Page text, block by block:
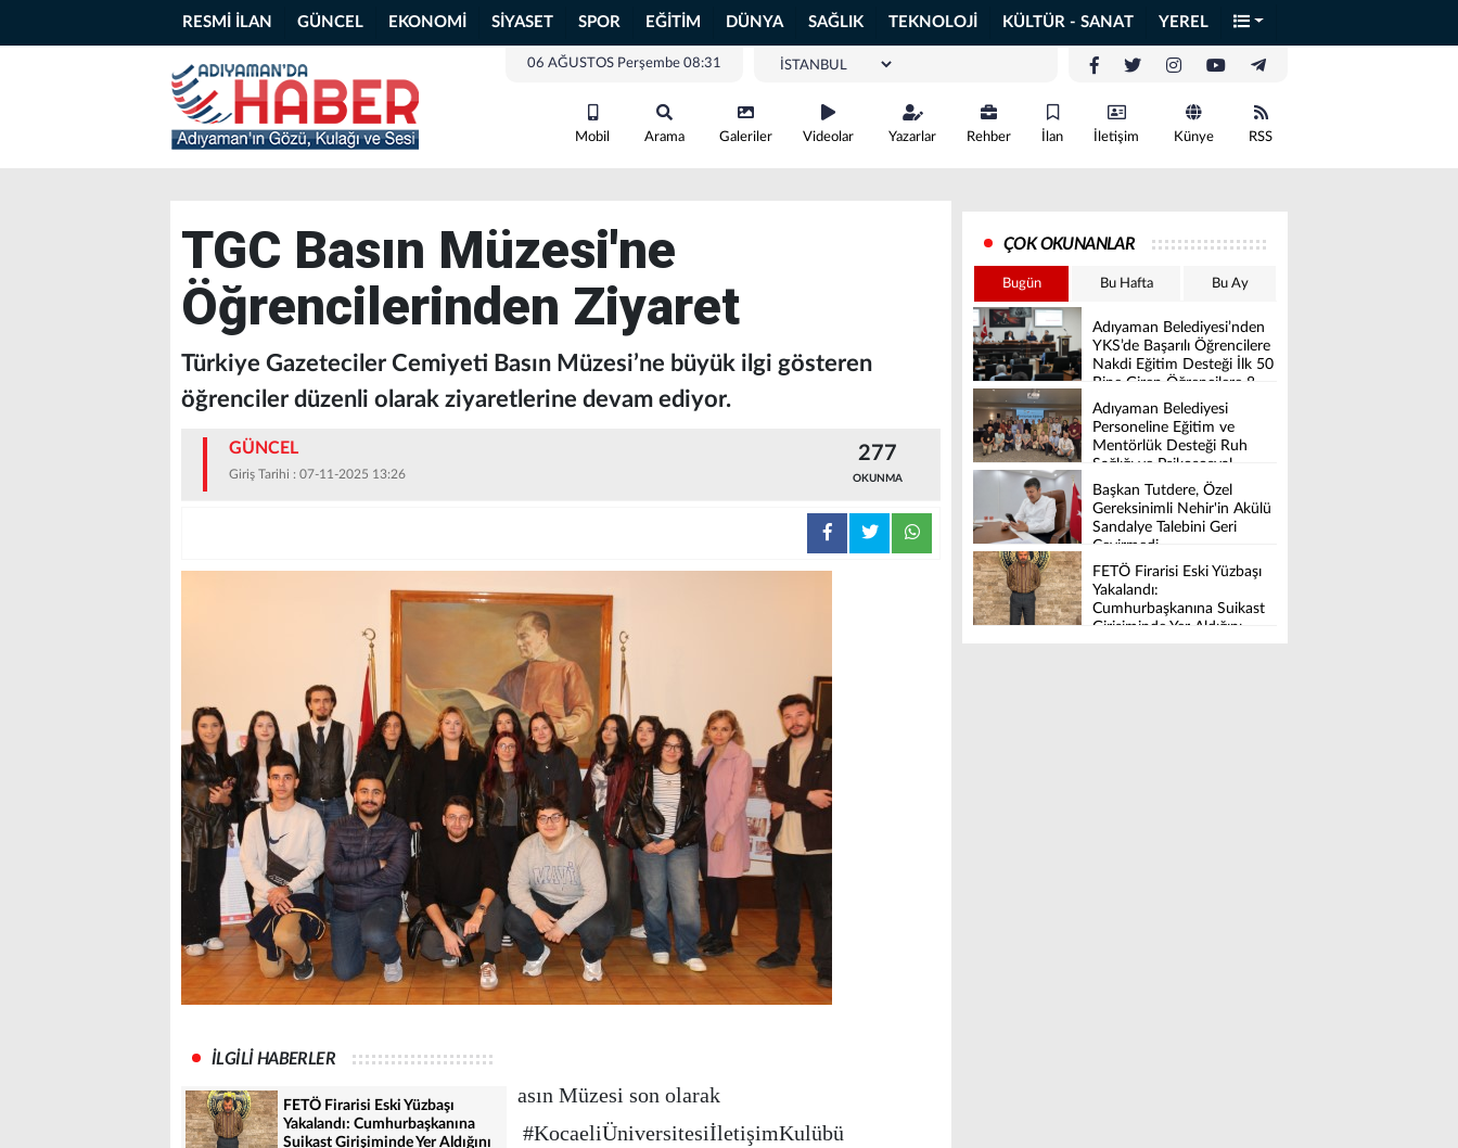
RESMİ İLAN GÜNCEL EKONOMİ SİYASET SPOR EĞİTİM DÜNYA SAĞLIK TEKNOLOJİ KÜLTÜR - SANAT YEREL
06 AĞUSTOS Perşembe 08:31
Mobil Arama Galeriler Videolar Yazarlar Rehber İlan İletişim Künye RSS
TGC Basın Müzesi'ne
Öğrencilerinden Ziyaret
Türkiye Gazeteciler Cemiyeti Basın Müzesi’ne büyük ilgi gösteren
öğrenciler düzenli olarak ziyaretlerine devam ediyor.
GÜNCEL
Giriş Tarihi : 07-11-2025 13:26
277
OKUNMA
İLGİLİ HABERLER
FETÖ Firarisi Eski Yüzbaşı
Yakalandı: Cumhurbaşkanına
Suikast Girişiminde Yer Aldığını
asın Müzesi son olarak
#KocaeliÜniversitesiİletişimKulübü
ÇOK OKUNANLAR
Bugün Bu Hafta Bu Ay
Adıyaman Belediyesi’nden
YKS’de Başarılı Öğrencilere
Nakdi Eğitim Desteği İlk 50
Bine Giren Öğrencilere 8
Bin İle 16 Bin TL Arasında
Destek Verilecek
Adıyaman Belediyesi
Personeline Eğitim ve
Mentörlük Desteği Ruh
Sağlığı ve Psikososyal
Destek Projesi Başarıyla
Tamamlandı
Başkan Tutdere, Özel
Gereksinimli Nehir'in Akülü
Sandalye Talebini Geri
Çevirmedi
FETÖ Firarisi Eski Yüzbaşı
Yakalandı:
Cumhurbaşkanına Suikast
Girişiminde Yer Aldığını